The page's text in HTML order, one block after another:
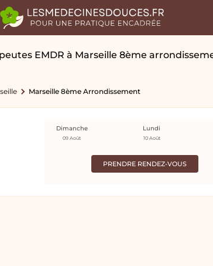
EMDR à Marseille 8ème
Marseille 8ème Arrondissement
PRENDRE RENDEZ-VOUS
Dimanche
09 Août
Lundi
10 Août